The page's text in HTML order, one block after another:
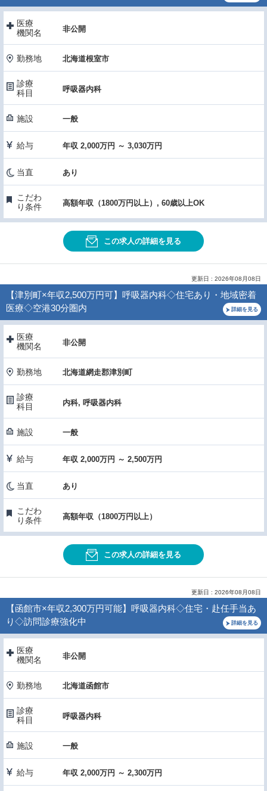
医療
機関名
非公開
勤務地 北海道根室市
診療
科目
呼吸器内科
施設 一般
給与 年収 2,000万円 ～ 3,030万円
当直 あり
こだわ
り条件
高額年収（1800万円以上）, 60歳以上OK
この求人の詳細を見る
更新日 : 2026年08月08日
【津別町×年収2,500万円可】呼吸器内科◇住宅あり・地域密着
医療◇空港30分圏内
詳細を見る
医療
機関名
非公開
勤務地 北海道網走郡津別町
診療
科目
内科, 呼吸器内科
施設 一般
給与 年収 2,000万円 ～ 2,500万円
当直 あり
こだわ
り条件
高額年収（1800万円以上）
この求人の詳細を見る
更新日 : 2026年08月08日
【函館市×年収2,300万円可能】呼吸器内科◇住宅・赴任手当あ
り◇訪問診療強化中
詳細を見る
医療
機関名
非公開
勤務地 北海道函館市
診療
科目
呼吸器内科
施設 一般
給与 年収 2,000万円 ～ 2,300万円